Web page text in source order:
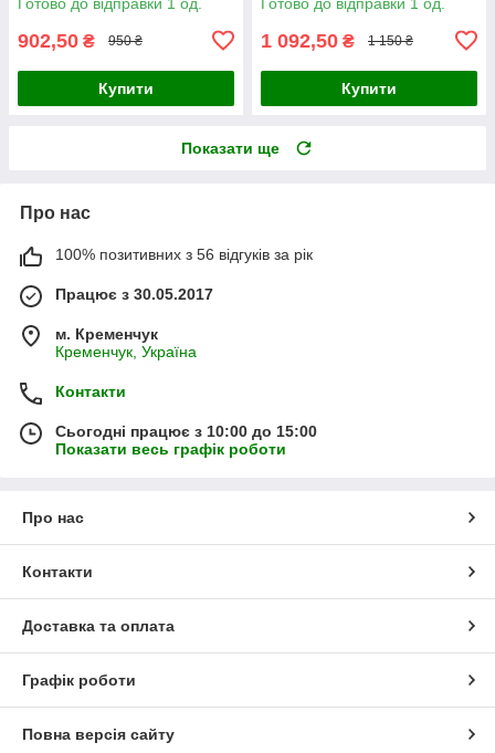
902,50 ₴ 950 ₴
Купити
1 092,50 ₴ 1 150 ₴
Купити
Показати ще
Про нас
100% позитивних з 56 відгуків за рік
Працює з 30.05.2017
м. Кременчук
Кременчук, Україна
Контакти
Сьогодні працює з 10:00 до 15:00
Показати весь графік роботи
Про нас
Контакти
Доставка та оплата
Графік роботи
Повна версія сайту